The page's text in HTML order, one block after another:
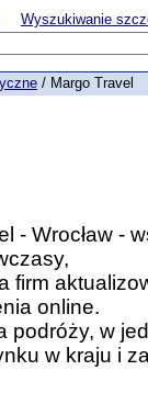
Wyszukiwanie
/ Margo Travel
- Wrocław -
firm
online.
podróży, w
w kraju i